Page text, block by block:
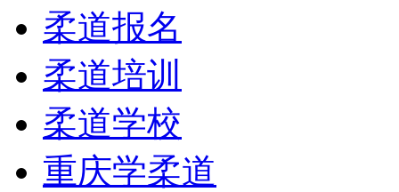
柔道报名
柔道培训
柔道学校
重庆学柔道